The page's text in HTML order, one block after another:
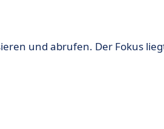
und abrufen. Der Fokus